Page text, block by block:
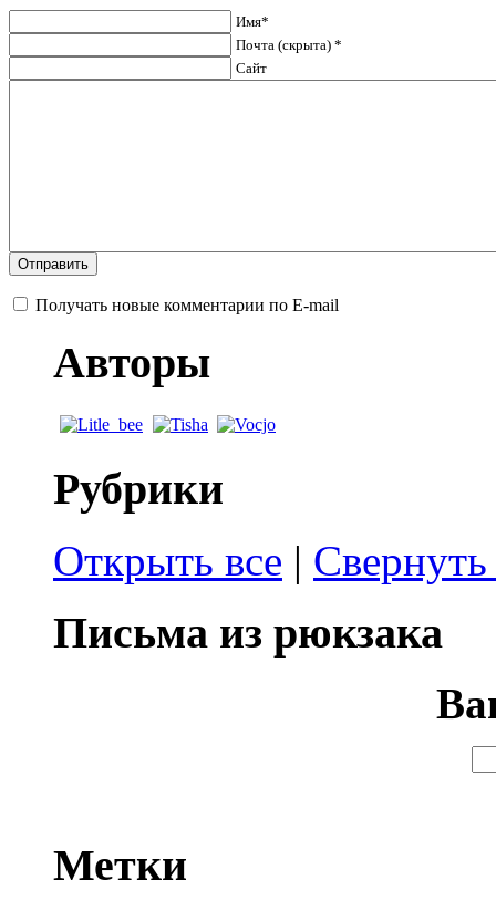
Имя*
Почта (скрыта) *
Сайт
Получать новые комментарии по E-mail
Авторы
Рубрики
Открыть все | Свернуть
Письма из рюкзака
Метки